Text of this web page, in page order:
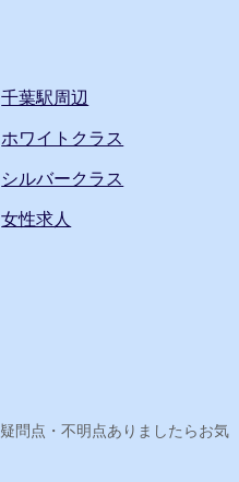
千葉駅周辺
ホワイトクラス
シルバークラス
女性求人
問点・不明点ありましたらお気